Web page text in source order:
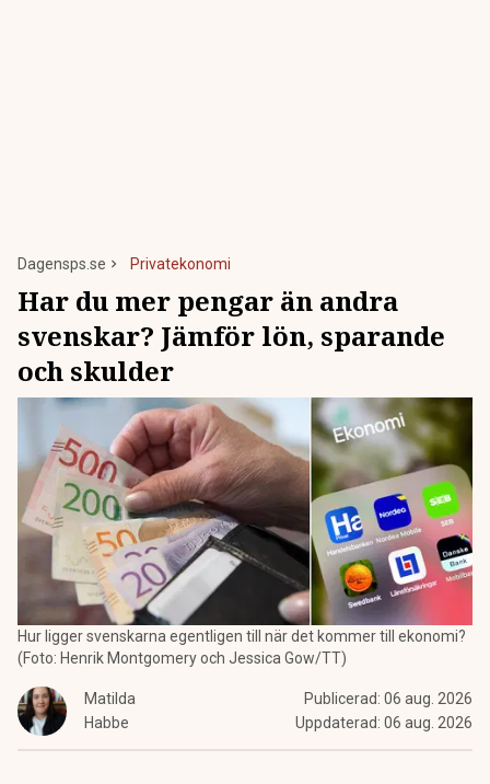
Dagensps.se Privatekonomi
Har du mer pengar än andra
svenskar? Jämför lön, sparande
och skulder
Hur ligger svenskarna egentligen till när det kommer till ekonomi?
(Foto: Henrik Montgomery och Jessica Gow/TT)
Matilda
Habbe
Publicerad: 06 aug. 2026
Uppdaterad: 06 aug. 2026